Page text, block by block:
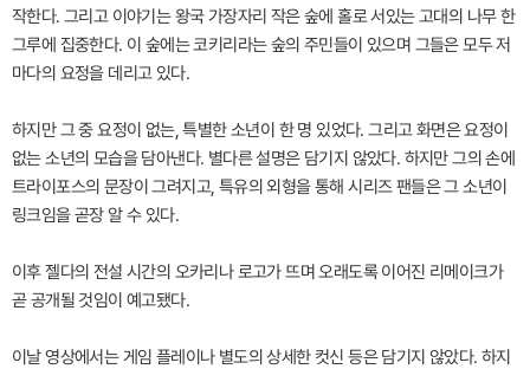
작한다. 그리고 이야기는 왕국 가장자리 작은 숲에 홀로 서있는 고대의 나무 한
그루에 집중한다. 이 숲에는 코키리라는 숲의 주민들이 있으며 그들은 모두 저
마다의 요정을 데리고 있다.
하지만 그 중 요정이 없는, 특별한 소년이 한 명 있었다. 그리고 화면은 요정이
없는 소년의 모습을 담아낸다. 별다른 설명은 담기지 않았다. 하지만 그의 손에
트라이포스의 문장이 그려지고, 특유의 외형을 통해 시리즈 팬들은 그 소년이
링크임을 곧장 알 수 있다.
이후 젤다의 전설 시간의 오카리나 로고가 뜨며 오래도록 이어진 리메이크가
곧 공개될 것임이 예고됐다.
이날 영상에서는 게임 플레이나 별도의 상세한 컷신 등은 담기지 않았다. 하지